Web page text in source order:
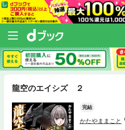
龍空のエイシズ ２
完結
かたやままこと